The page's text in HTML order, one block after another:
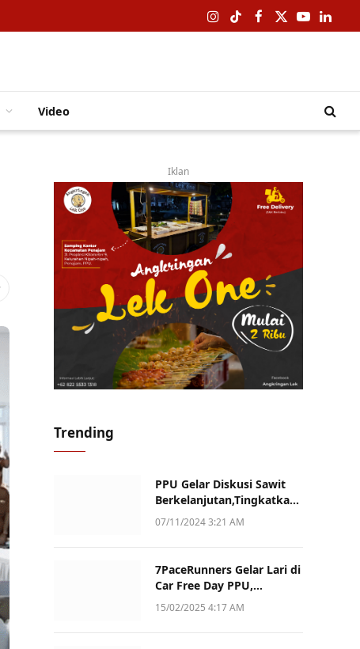
Instagram
TikTokFacebook
X
YouTube
Video
Iklan
Trending
PPU Gelar Diskusi Sawit
Berkelanjutan,Tingkatkan
Daya Saing dan Kualitas
07/11/2024 3:21 AM
7PaceRunners Gelar Lari di
Car Free Day PPU,
Kampanye Gaya Hidup
15/02/2025 4:17 AM